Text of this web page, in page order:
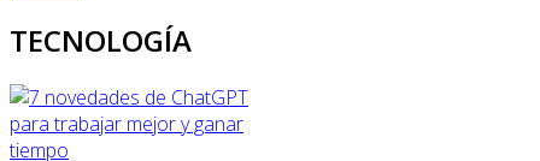
TECNOLOGÍA